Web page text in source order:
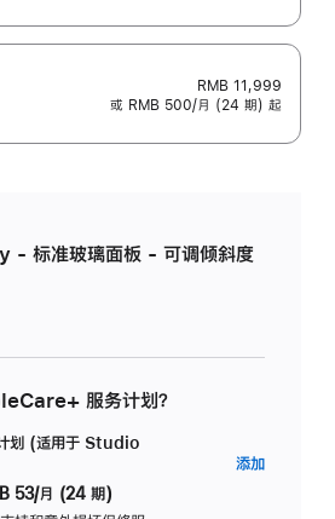
RMB 11,999
或 RMB 500/月 (24 期) 起
标准玻璃面板 - 可调倾斜度
服务计划？
划 (适用于 Studio
53/月 (24 期)
添加